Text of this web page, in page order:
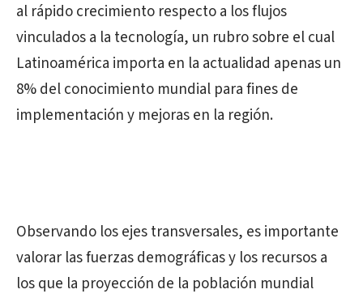
al rápido crecimiento respecto a los flujos
vinculados a la tecnología, un rubro sobre el cual
Latinoamérica importa en la actualidad apenas un
8% del conocimiento mundial para fines de
implementación y mejoras en la región.
Observando los ejes transversales, es importante
valorar las fuerzas demográficas y los recursos a
los que la proyección de la población mundial